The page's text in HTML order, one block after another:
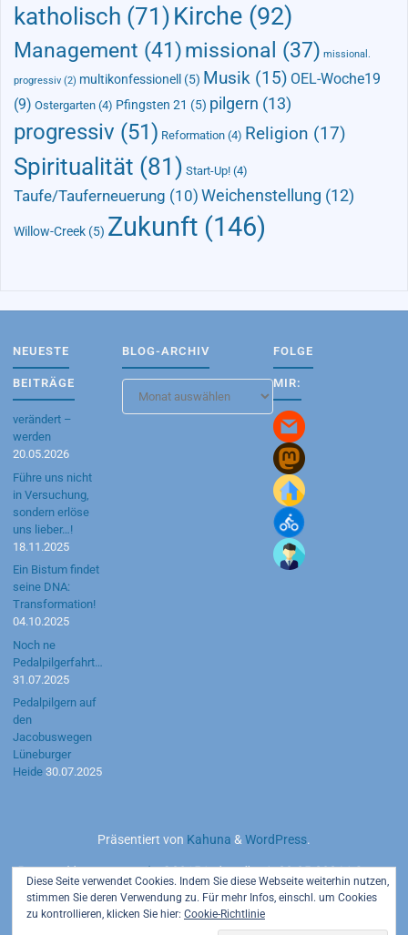
katholisch (71) Kirche (92)
Management (41)missional (37) missional.
progressiv (2) multikonfessionell (5) Musik (15) OEL-Woche19
(9) Ostergarten (4) Pfingsten 21 (5) pilgern (13)
progressiv (51) Reformation (4) Religion (17)
Spiritualität (81) Start-Up! (4)
Taufe/Tauferneuerung (10) Weichenstellung (12)
Willow-Creek (5) Zukunft (146)
NEUESTE
BEITRÄGE
verändert –
werden
20.05.2026
Führe uns nicht
in Versuchung,
sondern erlöse
uns lieber…!
18.11.2025
Ein Bistum findet
seine DNA:
Transformation!
04.10.2025
Noch ne
Pedalpilgerfahrt…
31.07.2025
Pedalpilgern auf
den
Jacobuswegen
Lüneburger
Heide 30.07.2025
BLOG-ARCHIV
Archiv
FOLGE
MIR:
Präsentiert von Kahuna &WordPress.
Powered bymotetus.de©2015 | aktuell seit 20.05.2026 | Server:
Strato AG
Diese Seite verwendet Cookies. Indem Sie diese Webseite weiterhin nutzen,
stimmen Sie deren Verwendung zu. Für mehr Infos, einschl. um Cookies
zu kontrollieren, klicken Sie hier: Cookie-Richtlinie